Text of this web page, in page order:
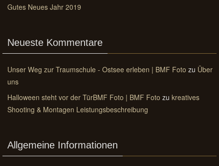
Gutes Neues Jahr 2019
Neueste Kommentare
Unser Weg zur Traumschule - Ostsee erleben | BMF Foto zu Über
uns
Halloween steht vor der TürBMF Foto | BMF Foto zu kreatives
Shooting & Montagen Leistungsbeschreibung
Allgemeine Informationen